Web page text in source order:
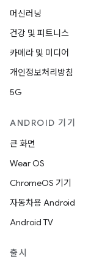
머신러닝
건강 및 피트니스
카메라 및 미디어
개인정보처리방침
5G
ANDROID 기기
큰 화면
Wear OS
ChromeOS 기기
자동차용 Android
Android TV
출시